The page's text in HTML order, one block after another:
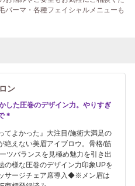
パーマ・各種フェイシャルメニューも
ン
した圧巻のデザイン力。やりすぎ
＊
てよかった』大注目/施術大満足の
絶えない美眉アイブロウ。骨格/筋
ツバランスを見極め魅力を引き出
の様な圧巻のデザイン力印象UPを
サージチェア席導入◆※メン眉は